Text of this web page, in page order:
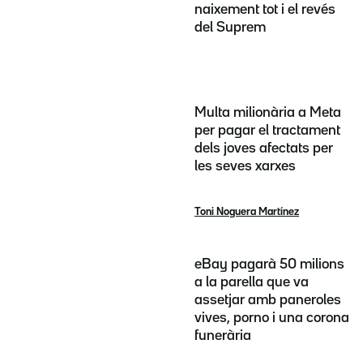
naixement tot i el revés
del Suprem
Multa milionària a Meta
per pagar el tractament
dels joves afectats per
les seves xarxes
Toni Noguera Martínez
eBay pagarà 50 milions
a la parella que va
assetjar amb paneroles
vives, porno i una corona
funerària